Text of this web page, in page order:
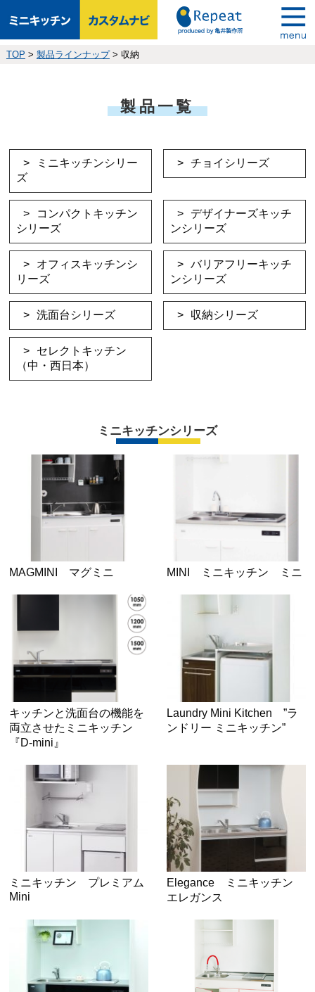
TOP > 製品ラインナップ> 収納
製品一覧
ミニキッチンシリー
ズ
チョイシリーズ
コンパクトキッチン
シリーズ
デザイナーズキッチ
ンシリーズ
オフィスキッチンシ
リーズ
バリアフリーキッチ
ンシリーズ
洗面台シリーズ 収納シリーズ
セレクトキッチン
（中・西日本）
ミニキッチンシリーズ
MAGMINI マグミニ MINI ミニキッチン ミニ
キッチンと洗面台の機能を
両立させたミニキッチン
『D-mini』
Laundry Mini Kitchen ”ラ
ンドリー ミニキッチン”
ミニキッチン プレミアム
Mini
Elegance ミニキッチン
エレガンス